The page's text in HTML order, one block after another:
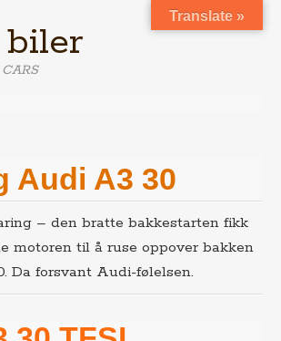
biler
Audi A3 30
– den bratte bakkestarten fikk
motoren til å ruse oppover bakken
Da forsvant Audi-følelsen.
Translate »